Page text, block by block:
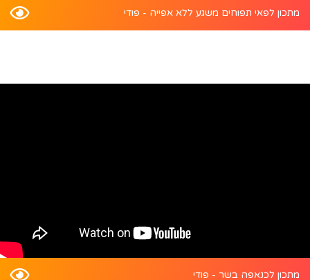
מתכון לפאי תפוחים משגע ללא אפייה - פודי
מתכון לכנאפה בשר - פודי